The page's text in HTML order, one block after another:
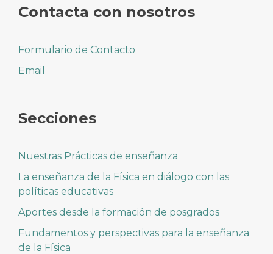
Contacta con nosotros
Formulario de Contacto
Email
Secciones
Nuestras Prácticas de enseñanza
La enseñanza de la Física en diálogo con las
políticas educativas
Aportes desde la formación de posgrados
Fundamentos y perspectivas para la enseñanza
de la Física